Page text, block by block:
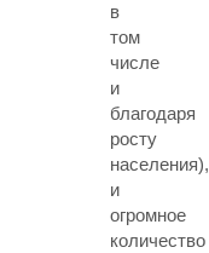
в
том
числе
и
благодаря
росту
населения),
и
огромное
количество